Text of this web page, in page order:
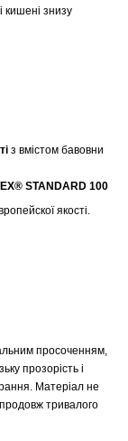
кишені знизу
з вмістом бавовни
STANDARD 100
якості.
просоченням,
прозорість і
Матеріал не
тривалого